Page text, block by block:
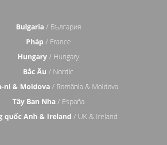
Bulgaria/ България
Pháp / France
Hungary / Hungary
Bắc Âu / Nordic
ni & Moldova/ România & Moldova
Tây Ban Nha/ España
quốc Anh & Ireland / UK & Ireland